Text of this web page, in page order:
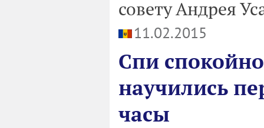
совету Андрея
11.02.2015
Спи
научились
часы